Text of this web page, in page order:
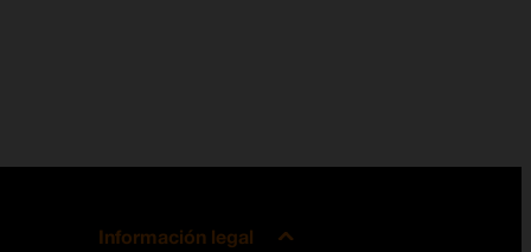
Información legal